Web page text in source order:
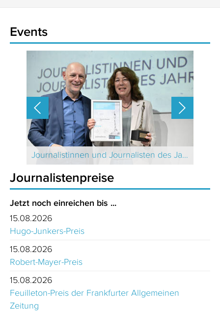
Events
Journalistinnen und Journalisten des Jahres 2024 Schweiz
Journalistenpreise
Jetzt noch einreichen bis ...
15.08.2026
Hugo-Junkers-Preis
15.08.2026
Robert-Mayer-Preis
15.08.2026
Feuilleton-Preis der Frankfurter Allgemeinen
Zeitung